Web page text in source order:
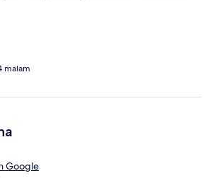
il y à plusieurs corniche dans les
Antalya İnciraltı Plajı La piscine de
car donne sur la rue bien qu’elle ne
et des différentes places pour se relaxer
malam
Google